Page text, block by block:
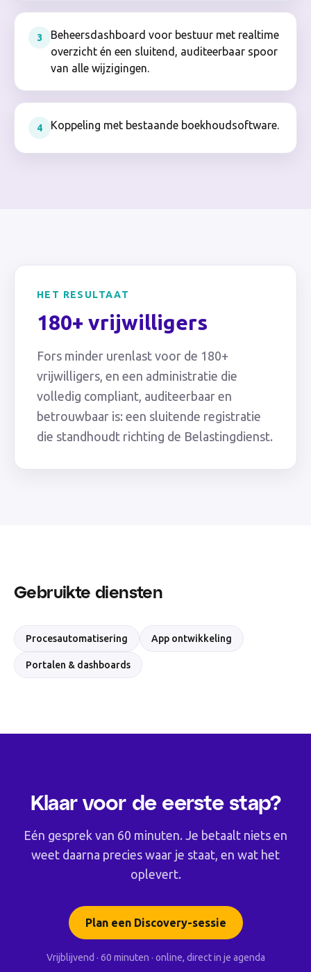
3
Beheersdashboard voor bestuur met realtime
overzicht én een sluitend, auditeerbaar spoor
van alle wijzigingen.
4 Koppeling met bestaande boekhoudsoftware.
HET RESULTAAT
180+ vrijwilligers
Fors minder urenlast voor de 180+
vrijwilligers, en een administratie die
volledig compliant, auditeerbaar en
betrouwbaar is: een sluitende registratie
die standhoudt richting de Belastingdienst.
Gebruikte diensten
Procesautomatisering App ontwikkeling
Portalen & dashboards
Klaar voor de eerste stap?
Eén gesprek van 60 minuten. Je betaalt niets en
weet daarna precies waar je staat, en wat het
oplevert.
Plan een Discovery-sessie
Vrijblijvend · 60 minuten · online, direct in je agenda